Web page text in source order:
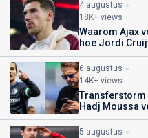
4 augustus
18K+ views
Waarom Ajax
hoe Jordi
6 augustus
14K+ views
Transferstorm
Hadj Moussa
5 augustus